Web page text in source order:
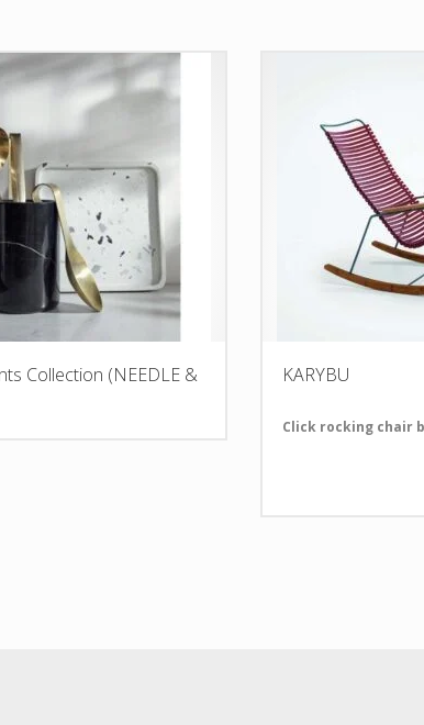
Collection (NEEDLE &
KARYBU
Click rocking chair